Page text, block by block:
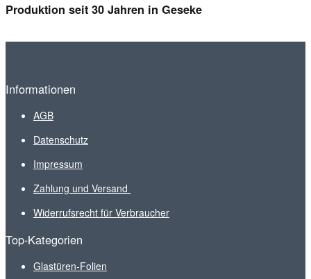
Produktion seit 30 Jahren in Geseke
Informationen
AGB
Datenschutz
Impressum
Zahlung und Versand
Widerrufsrecht für Verbraucher
Top-Kategorien
Glastüren-Folien